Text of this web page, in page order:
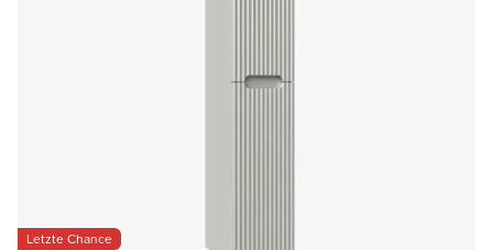
Letzte Chance